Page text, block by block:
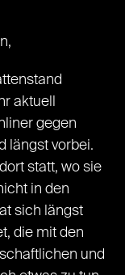
aktuell
gegen
längst vorbei.
statt, wo sie
in den
sich längst
die mit den
und